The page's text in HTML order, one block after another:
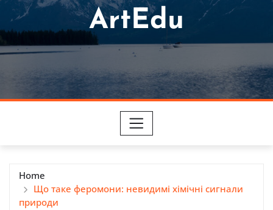
ArtEdu
Home
Що таке феромони: невидимі хімічні сигнали
природи